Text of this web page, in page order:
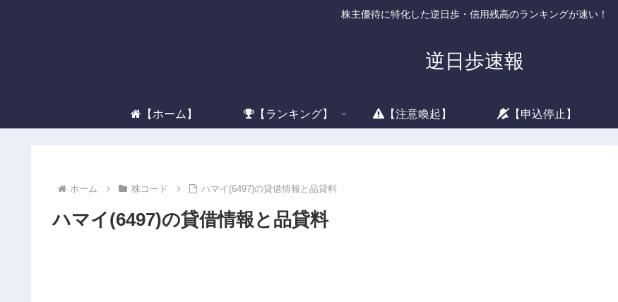
株主優待に特化した逆日歩・信用残高のランキングが速い！
逆日歩速報
【ホーム】 【ランキング】 【注意喚起】 【申込停止】
ホーム 株コード ハマイ(6497)の貸借情報と品貸料
ハマイ(6497)の貸借情報と品貸料